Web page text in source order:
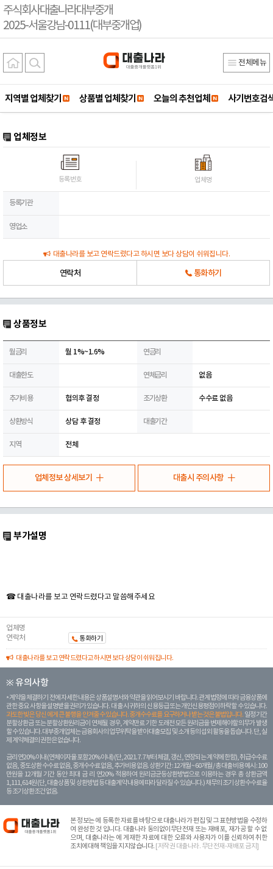
주식회사대출나라대부중개
2025-서울강남-0111(대부중개업)
전체메뉴
지역별 업체찾기 상품별 업체찾기 오늘의 추천업체 사기번호검
업체정보
등록번호 업체명
등록기관
영업소
대출나라를 보고 연락드렸다고 하시면 보다 상담이 쉬워집니다.
연락처 통화하기
상품정보
월금리 월 1%~1.6% 연금리
대출한도 연체금리 없음
추가비용 협의후 결정 조기상환 수수료 없음
상환방식 상담 후 결정 대출기간
지역 전체
업체정보 상세보기 대출시 주의사항
부가설명
☎ 대출나라를 보고 연락드렸다고 말씀해주세요
업체명
연락처
통화하기
대출나라를 보고 연락드렸다고 하시면 보다 상담이 쉬워집니다.
※ 유의사항
계약을 체결하기 전에 자세한 내용은 상품설명서와 약관을 읽어보시기 바랍니다. 관계 법령에 따라 금융상품에
관한 중요 사항을 설명받을 권리가 있습니다. 대 출 시 귀하의 신용등급 또는 개인신용평점이 하락할 수 있습니다.
과도한 빚은 당신 에게 큰 불행을 안겨줄 수 있습니다. 중개수수료를 요구하거나 받는 것은 불법입니다. 일정 기간
분할상환금 또는 분할상환원리금이 연체될 경우, 계약만료 기한 도래전 모든 원리금을 변제해야할 의무가 발생
할 수 있습니다. 대부중개업체는 금융회사의 업무위탁을 받아 대출모집 및 소개 등의 섭외 활동을 돕습니다. 단, 실
제 계약체결의 권한은 없습니다.
금리 연20% 이내 (연체이자율 포함 20% 이내) (단, 2021. 7. 7부터 체결, 갱신, 연장되는 계 약에 한함), 취급수수료
없음, 중도상환 수수료 없음, 중개수수료 없음, 추가비용 없음. 상환기간 : 12개월 ~ 60개월 / 총 대출 비용 예시 : 100
만원을 12개월 기간 동안 최대 금 리 연20% 적용하여 원리금균등상환방법으로 이용하는 경우 총 상환금액
1,111,614원 (단, 대출상품 및 상환방법 등 대출계약 내용에 따라 달라질 수 있습니다.) 채무의 조기 상환수수료율
등 조기상환조건 없음.
본 정보는에 등록한 자료를 바탕으로 대출나라가 편집 및 그 표현방법을 수정하
여 완성한 것 입니다. 대출나라 동의없이무단전재 또는 재배포, 재가공 할 수 없
으며, 대출나라는 에 게재한 자료에 대한 오류와 사용자가 이를 신뢰하여 취한
조치에대해 책임을 지지않습니다. [저작권 대출나라. 무단전재-재배포 금지]